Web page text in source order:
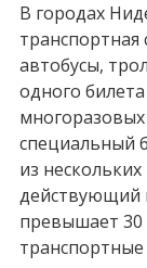
В городах
автобусы,
одного билета
специальный
из
действующий
превышает 30